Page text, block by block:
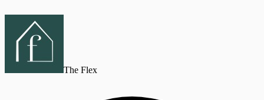
The Flex